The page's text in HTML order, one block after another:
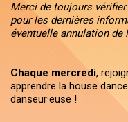
Merci de toujours
pour les dernières
éventuelle annulation de
Chaque mercredi,
apprendre la house
danseur·euse !